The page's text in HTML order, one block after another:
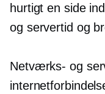
hurtigt en side
og servertid og
Netværks- og